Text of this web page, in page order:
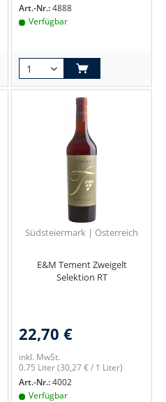
Art.-Nr.:4888
Verfügbar
Südsteiermark | Österreich
E&M Tement Zweigelt
Selektion RT
22,70 €
inkl. MwSt.
0.75 Liter(30,27 € / 1 Liter)
Art.-Nr.:4002
Verfügbar